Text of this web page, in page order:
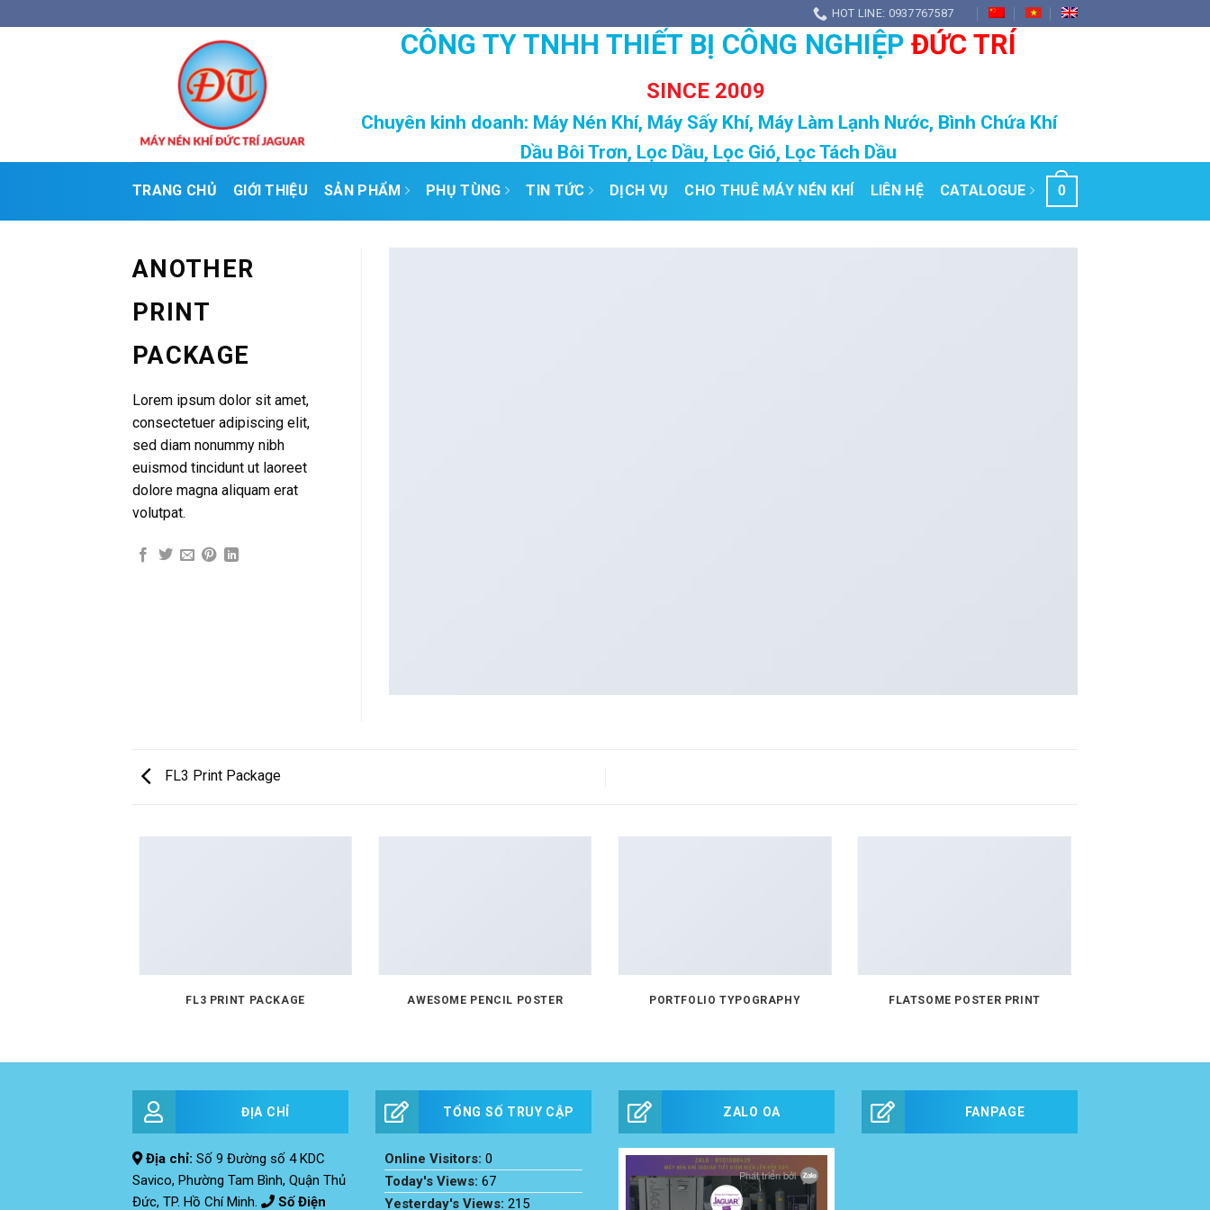
to
HOT LINE: 0937767587
CÔNG TY TNHH THIẾT BỊ CÔNG NGHIỆP ĐỨC TRÍ
SINCE 2009
Chuyên kinh doanh: Máy Nén Khí, Máy Sấy Khí, Máy Làm Lạnh Nước, Bình Chứa Khí
Dầu Bôi Trơn, Lọc Dầu, Lọc Gió, Lọc Tách Dầu
TRANG CHỦ GIỚI THIỆU SẢN PHẨM PHỤ TÙNG TIN TỨC DỊCH VỤ CHO THUÊ MÁY NÉN KHÍ LIÊN HỆ CATALOGUE 0
ANOTHER
PRINT
PACKAGE
Lorem ipsum dolor sit amet,
consectetuer adipiscing elit,
sed diam nonummy nibh
euismod tincidunt ut laoreet
dolore magna aliquam erat
volutpat.
FL3 Print Package
FL3 PRINT PACKAGE AWESOME PENCIL POSTER PORTFOLIO TYPOGRAPHY FLATSOME POSTER PRINT
ĐỊA CHỈ
Địa chỉ: Số 9 Đường số 4 KDC
Savico, Phường Tam Bình, Quận Thủ
Đức, TP. Hồ Chí Minh.
Số Điện
TỔNG SỐ TRUY CẬP
Online Visitors: 0
Today's Views: 67
Yesterday's Views: 215
ZALO OA FANPAGE